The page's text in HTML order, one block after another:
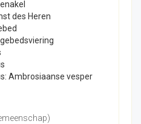
des Heren
Ambrosiaanse vesper